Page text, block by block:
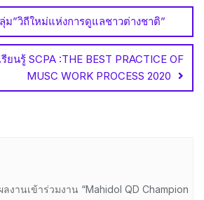
ม”วิถีใหม่แห่งการดูแลชาวต่างชาติ”
ยนรู้ SCPA :THE BEST PRACTICE OF
MUSC WORK PROCESS 2020
งานเข้าร่วมงาน “Mahidol QD Champion